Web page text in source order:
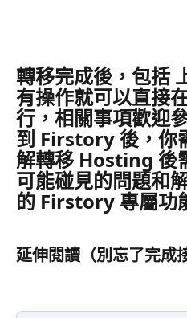
轉移完成後，包括
有操作就可以直接
行，相關事項歡迎
到 Firstory 後，你
解轉移 Hosting 後
可能碰見的問題和
的 Firstory 專屬功
延伸閱讀（別忘了完成